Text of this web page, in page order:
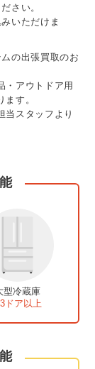
さい。
いただけま
の出張買取のお
・アウトドア用
す。
当スタッフより
型冷蔵庫
ドア以上